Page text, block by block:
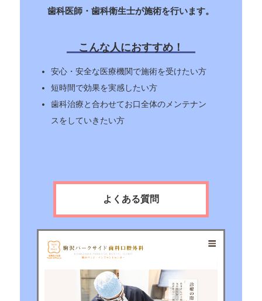
歯科医師・歯科衛生士が施術を行います。
こんな人におすすめ！
安心・安全な医療機関で施術を受けたい方
短時間で効果を実感したい方
歯科治療と合わせてお口全体のメンテナン
スをしていきたい方
よくある質問